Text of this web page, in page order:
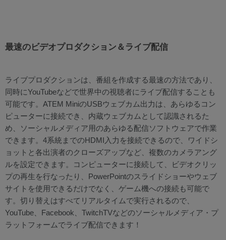
最速のビデオプロダクション＆ライブ配信
ライブプロダクションは、番組を作成する最速の方法であり、
同時にYouTubeなどで世界中の視聴者にライブ配信することも
可能です。ATEM MiniのUSBウェブカム出力は、あらゆるコン
ピューターに接続でき、内蔵ウェブカムとして認識されるた
め、ソーシャルメディア用のあらゆる配信ソフトウェアで作業
できます。4系統までのHDMI入力を接続できるので、ワイドシ
ョットと各出演者のクローズアップなど、複数のカメラアング
ルを設定できます。コンピューターに接続して、ビデオクリッ
プの再生を行なったり、PowerPointのスライドショーやウェブ
サイトを使用できるだけでなく、ゲーム機への接続も可能で
す。切り替えはすべてリアルタイムで実行されるので、
YouTube、Facebook、TwitchTVなどのソーシャルメディア・プ
ラットフォームでライブ配信できます！